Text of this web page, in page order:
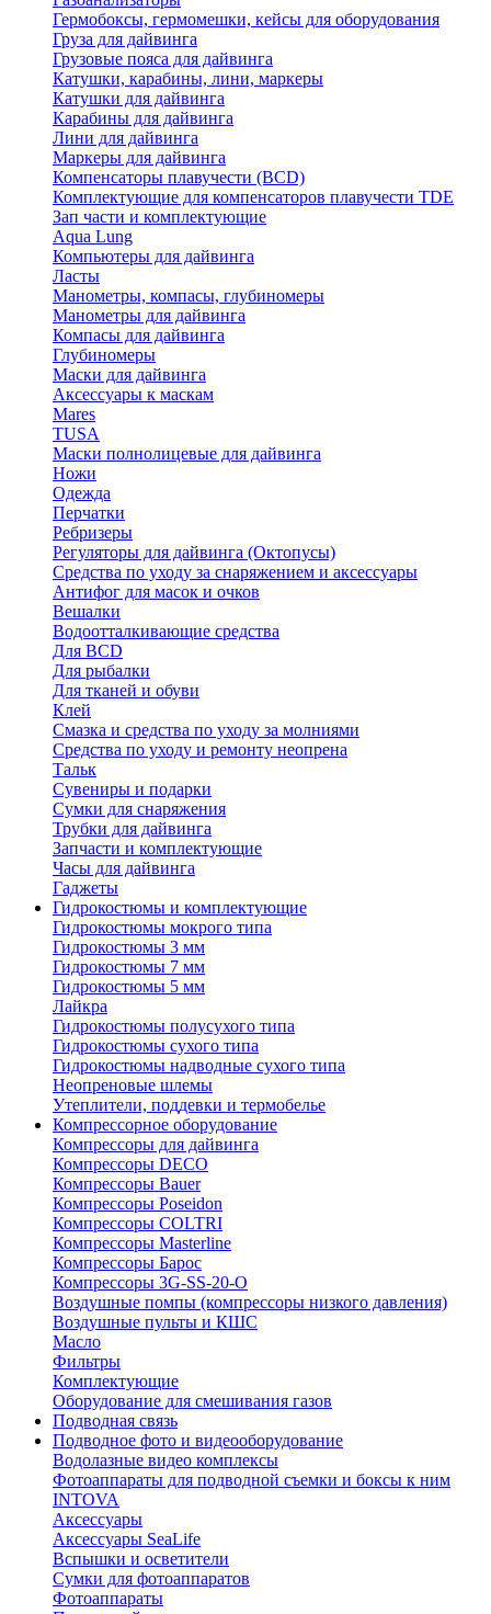
Гермобоксы, гермомешки, кейсы для оборудования
Груза для дайвинга
Грузовые пояса для дайвинга
Катушки, карабины, лини, маркеры
Катушки для дайвинга
Карабины для дайвинга
Лини для дайвинга
Маркеры для дайвинга
Компенсаторы плавучести (BCD)
Комплектующие для компенсаторов плавучести TDE
Зап части и комплектующие
Aqua Lung
Компьютеры для дайвинга
Ласты
Манометры, компасы, глубиномеры
Манометры для дайвинга
Компасы для дайвинга
Глубиномеры
Маски для дайвинга
Аксессуары к маскам
Mares
TUSA
Маски полнолицевые для дайвинга
Ножи
Одежда
Перчатки
Ребризеры
Регуляторы для дайвинга (Октопусы)
Средства по уходу за снаряжением и аксессуары
Антифог для масок и очков
Вешалки
Водоотталкивающие средства
Для BCD
Для рыбалки
Для тканей и обуви
Клей
Смазка и средства по уходу за молниями
Средства по уходу и ремонту неопрена
Тальк
Сувениры и подарки
Сумки для снаряжения
Трубки для дайвинга
Запчасти и комплектующие
Часы для дайвинга
Гаджеты
Гидрокостюмы и комплектующие
Гидрокостюмы мокрого типа
Гидрокостюмы 3 мм
Гидрокостюмы 7 мм
Гидрокостюмы 5 мм
Лайкра
Гидрокостюмы полусухого типа
Гидрокостюмы сухого типа
Гидрокостюмы надводные сухого типа
Неопреновые шлемы
Утеплители, поддевки и термобелье
Компрессорное оборудование
Компрессоры для дайвинга
Компрессоры DECO
Компрессоры Bauer
Компрессоры Poseidon
Компрессоры COLTRI
Компрессоры Masterline
Компрессоры Барос
Компрессоры 3G-SS-20-O
Воздушные помпы (компрессоры низкого давления)
Воздушные пульты и КШС
Масло
Фильтры
Комплектующие
Оборудование для смешивания газов
Подводная связь
Подводное фото и видеооборудование
Водолазные видео комплексы
Фотоаппараты для подводной съемки и боксы к ним
INTOVA
Аксессуары
Аксессуары SeaLife
Вспышки и осветители
Сумки для фотоаппаратов
Фотоаппараты